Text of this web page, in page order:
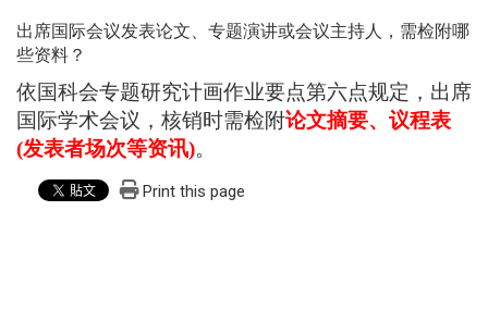
出席国际会议发表论文、专题演讲或会议主持人，需检附哪
些资料？
依国科会专题研究计画作业要点第六点规定，出席
国际学术会议，核销时需检附论文摘要、议程表
(发表者场次等资讯)。
Print this page